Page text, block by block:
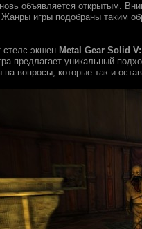
объявляется открытым.
Жанры игры подобраны таким
экшен Metal Gear Solid
предлагает уникальный
вопросы, которые так и